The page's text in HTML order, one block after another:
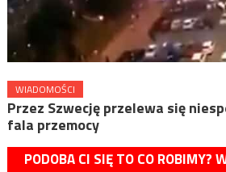
WIADOMOŚCI
Przez Szwecję przelewa się
fala przemocy
PODOBA CI SIĘ TO CO ROBIMY?